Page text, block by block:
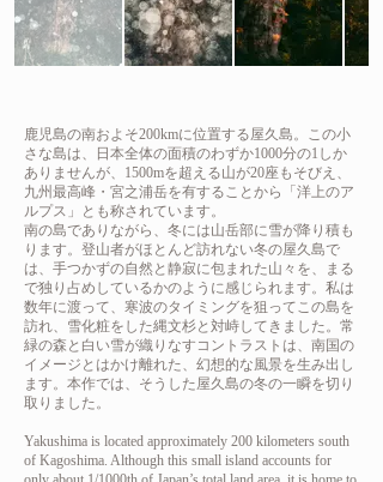
鹿児島の南およそ200kmに位置する屋久島。この小
さな島は、日本全体の面積のわずか1000分の1しか
ありませんが、1500mを超える山が20座もそびえ、
九州最高峰・宮之浦岳を有することから「洋上のア
ルプス」とも称されています。
南の島でありながら、冬には山岳部に雪が降り積も
ります。登山者がほとんど訪れない冬の屋久島で
は、手つかずの自然と静寂に包まれた山々を、まる
で独り占めしているかのように感じられます。 私は
数年に渡って、寒波のタイミングを狙ってこの島を
訪れ、雪化粧をした縄文杉と対峙してきました。常
緑の森と白い雪が織りなすコントラストは、南国の
イメージとはかけ離れた、幻想的な風景を生み出し
ます。本作では、そうした屋久島の冬の一瞬を切り
取りました。
Yakushima is located approximately 200 kilometers south
of Kagoshima. Although this small island accounts for